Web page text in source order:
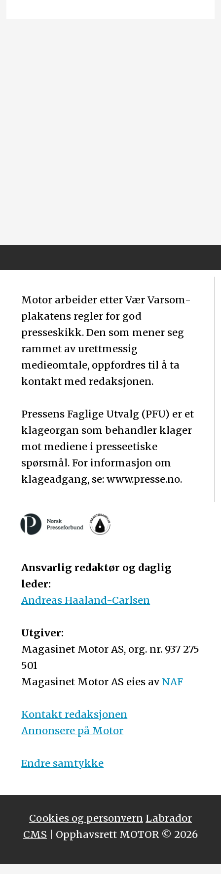
Motor arbeider etter Vær Varsom-
plakatens regler for god
presseskikk. Den som mener seg
rammet av urettmessig
medieomtale, oppfordres til å ta
kontakt med redaksjonen.
Pressens Faglige Utvalg (PFU) er et
klageorgan som behandler klager
mot mediene i presseetiske
spørsmål. For informasjon om
klageadgang, se: www.presse.no.
Ansvarlig redaktør og daglig
leder:
Andreas Haaland-Carlsen
Utgiver:
Magasinet Motor AS, org. nr. 937 275
501
Magasinet Motor AS eies av NAF
Kontakt redaksjonen
Annonsere på Motor
Endre samtykke
Cookies og personvern Labrador
CMS | Opphavsrett MOTOR © 2026